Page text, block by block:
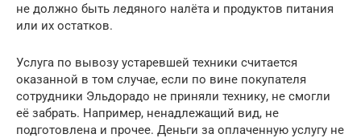
не должно быть ледяного налёта и продуктов питания
или их остатков.
Услуга по вывозу устаревшей техники считается
оказанной в том случае, если по вине покупателя
сотрудники Эльдорадо не приняли технику, не смогли
её забрать. Например, ненадлежащий вид, не
подготовлена и прочее. Деньги за оплаченную услугу не